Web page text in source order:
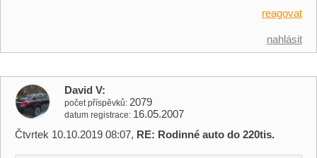
reagovat
nahlásit
David V
počet příspěvků 2079
datum registrace 16.05.2007
Čtvrtek 10.10.2019 08:07, RE: Rodinné auto do 220tis.